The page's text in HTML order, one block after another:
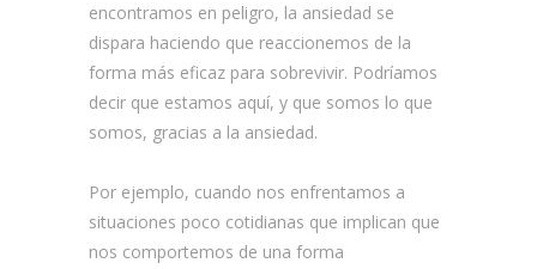
encontramos en peligro, la ansiedad se
dispara haciendo que reaccionemos de la
forma más eficaz para sobrevivir. Podríamos
decir que estamos aquí, y que somos lo que
somos, gracias a la ansiedad.
Por ejemplo, cuando nos enfrentamos a
situaciones poco cotidianas que implican que
nos comportemos de una forma